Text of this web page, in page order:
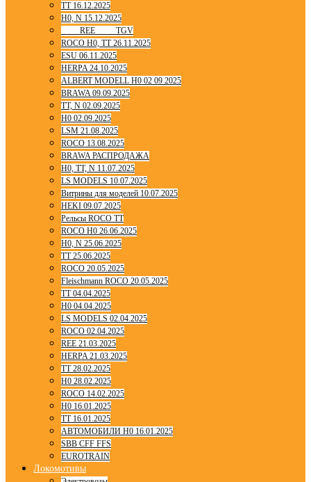
TT 16.12.2025
H0, N 15.12.2025
____ REE ____ TGV
ROCO H0, TT 26.11.2025
ESU 06.11.2025
HERPA 24.10.2025
ALBERT MODELL H0 02 09 2025
BRAWA 09.09.2025
TT, N 02.09.2025
H0 02.09.2025
LSM 21.08.2025
ROCO 13.08.2025
BRAWA РАСПРОДАЖА
H0, TT, N 11.07.2025
LS MODELS 10.07.2025
Витрины для моделей 10.07.2025
HEKI 09.07.2025
Рельсы ROCO TT
ROCO H0 26.06.2025
H0, N 25.06.2025
TT 25.06.2025
ROCO 20.05.2025
Fleischmann ROCO 20.05.2025
TT 04.04.2025
H0 04.04.2025
LS MODELS 02.04.2025
ROCO 02.04.2025
REE 21.03.2025
HERPA 21.03.2025
TT 28.02.2025
H0 28.02.2025
ROCO 14.02.2025
H0 16.01.2025
TT 16.01.2025
АВТОМОБИЛИ H0 16.01.2025
SBB CFF FFS
EUROTRAIN
Локомотивы